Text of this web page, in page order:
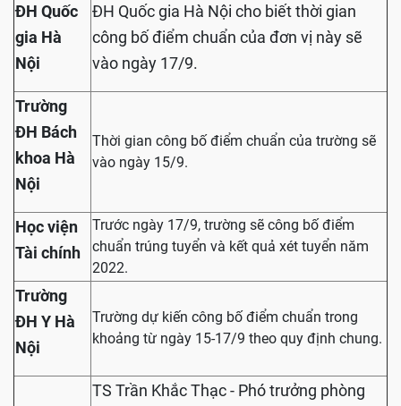
ĐH Quốc
gia Hà
Nội
ĐH Quốc gia Hà Nội cho biết thời gian
công bố điểm chuẩn của đơn vị này sẽ
vào ngày 17/9.
Trường
ĐH Bách
khoa Hà
Nội
Thời gian công bố điểm chuẩn của trường sẽ
vào ngày 15/9.
Học viện
Tài chính
Trước ngày 17/9, trường sẽ công bố điểm
chuẩn trúng tuyển và kết quả xét tuyển năm
2022.
Trường
ĐH Y Hà
Nội
Trường dự kiến công bố điểm chuẩn trong
khoảng từ ngày 15-17/9 theo quy định chung.
TS Trần Khắc Thạc - Phó trưởng phòng